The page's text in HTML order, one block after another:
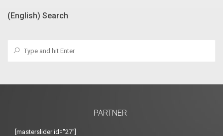
(English) Search
PARTNER
[masterslider id="27"]